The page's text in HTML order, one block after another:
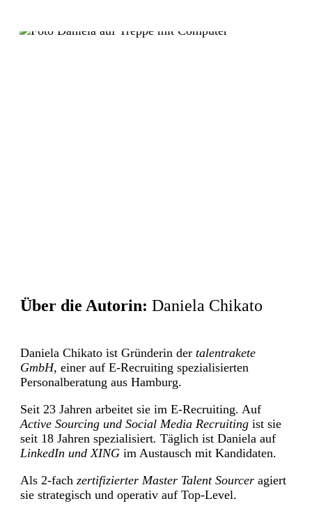
Über die Autorin: Daniela Chikato
Daniela Chikato ist Gründerin der talentrakete
GmbH, einer auf E-Recruiting spezialisierten
Personalberatung aus Hamburg.
Seit 23 Jahren arbeitet sie im E-Recruiting. Auf
Active Sourcing und Social Media Recruiting ist sie
seit 18 Jahren spezialisiert. Täglich ist Daniela auf
LinkedIn und XING im Austausch mit Kandidaten.
Als 2-fach zertifizierter Master Talent Sourcer agiert
sie strategisch und operativ auf Top-Level.